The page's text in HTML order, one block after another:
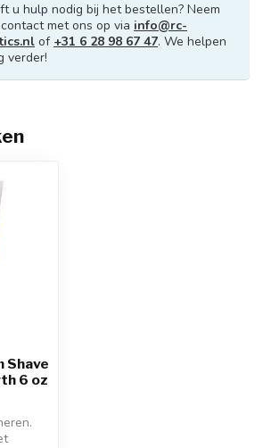
u hulp nodig bij het bestellen? Neem
met ons op via info@rc-
of +31 6 28 98 67 47. We helpen
verder!
Shave
6 oz